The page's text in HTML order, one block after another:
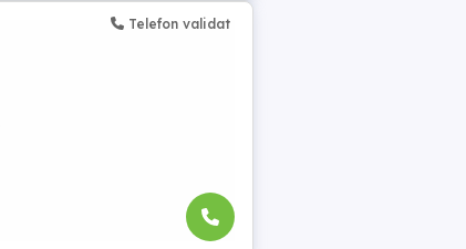
Telefon validat